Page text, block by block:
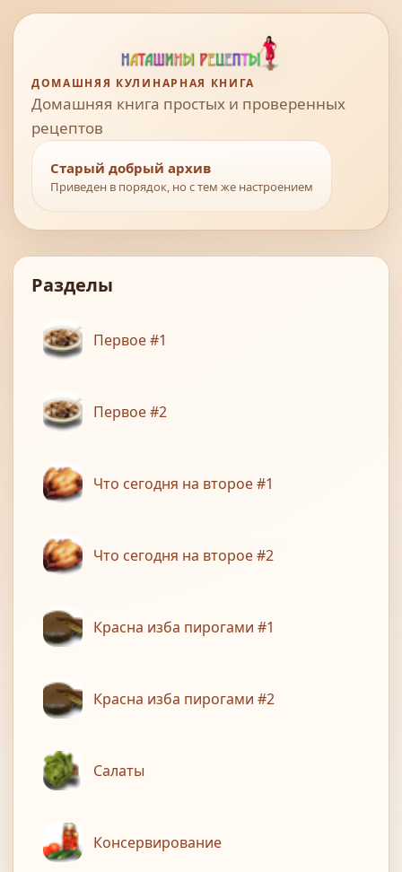
ДОМАШНЯЯ КУЛИНАРНАЯ КНИГА
Домашняя книга простых и проверенных
рецептов
Старый добрый архив
Приведен в порядок, но с тем же настроением
Разделы
Первое #1
Первое #2
Что сегодня на второе #1
Что сегодня на второе #2
Красна изба пирогами #1
Красна изба пирогами #2
Салаты
Консервирование